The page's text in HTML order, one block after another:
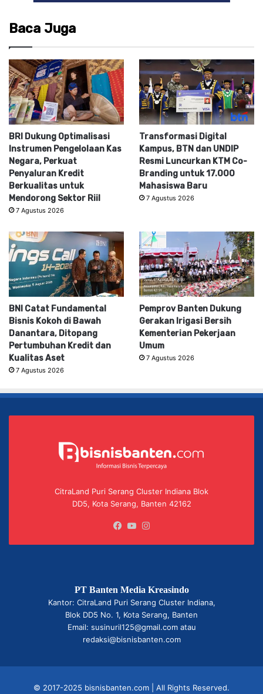
Baca Juga
BRI Dukung Optimalisasi
Instrumen Pengelolaan Kas
Negara, Perkuat
Penyaluran Kredit
Berkualitas untuk
Mendorong Sektor Riil
7 Agustus 2026
Transformasi Digital
Kampus, BTN dan UNDIP
Resmi Luncurkan KTM Co-
Branding untuk 17.000
Mahasiswa Baru
7 Agustus 2026
BNI Catat Fundamental
Bisnis Kokoh di Bawah
Danantara, Ditopang
Pertumbuhan Kredit dan
Kualitas Aset
7 Agustus 2026
Pemprov Banten Dukung
Gerakan Irigasi Bersih
Kementerian Pekerjaan
Umum
7 Agustus 2026
CitraLand Puri Serang Cluster Indiana Blok
DD5, Kota Serang, Banten 42162
Facebook
YouTube
PT Banten Media Kreasindo
Kantor: CitraLand Puri Serang Cluster Indiana,
Blok DD5 No. 1, Kota Serang, Banten
Email: susinuril125@gmail.com atau
redaksi@bisnisbanten.com
© 2017-2025 bisnisbanten.com | All Rights Reserved.